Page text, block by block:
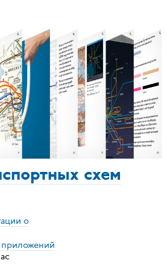
схем
о
приложений